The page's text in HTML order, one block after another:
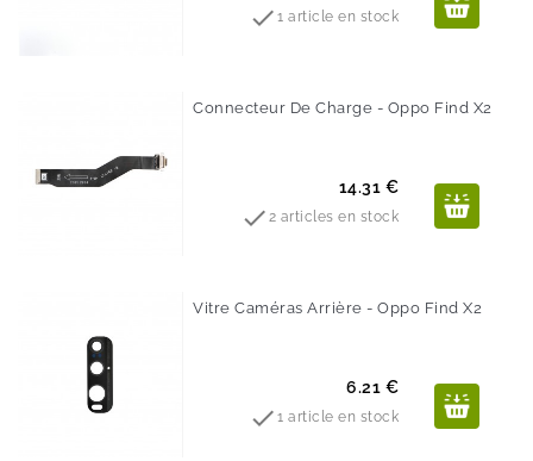
1 article en stock
Connecteur De Charge - Oppo Find X2
Prix
14.31 €
 2 articles en stock
Vitre Caméras Arrière - Oppo Find X2
Prix
6.21 €
1 article en stock